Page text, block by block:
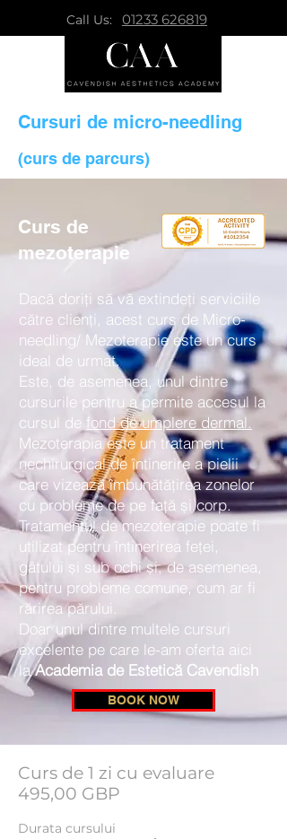
Call Us: 01233 626819
Cursuri de micro-needling
(curs de parcurs)
Curs de
mezoterapie
Dacă doriți să vă extindeți serviciile
către clienți, acest curs de Micro-
needling/ Mezoterapie este un curs
ideal de urmat.
Este, de asemenea, unul dintre
cursurile pentru a permite accesul la
cursul de fond de umplere dermal.
Mezoterapia este un tratament
nechirurgical de întinerire a pielii
care vizează îmbunătățirea zonelor
cu probleme de pe față și corp.
Tratamentul de mezoterapie poate fi
utilizat pentru întinerirea feței,
gâtului și sub ochi și, de asemenea,
pentru probleme comune, cum ar fi
rărirea părului.
Doar unul dintre multele cursuri
excelente pe care le-am oferta aici
la Academia de Estetică Cavendish
BOOK NOW
Curs de 1 zi cu evaluare
495,00 GBP
Durata cursului